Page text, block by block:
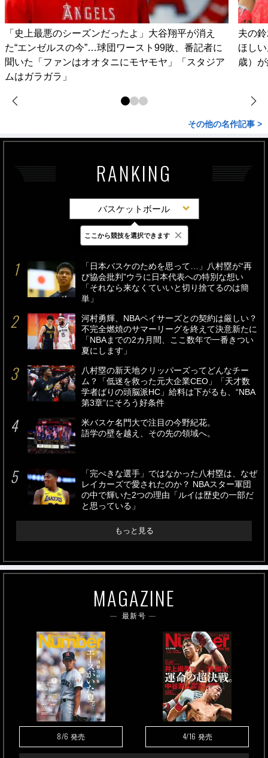
「史上最悪のシーズンだったよ」大谷翔平が消え
た“エンゼルスの今”…球団ワースト99敗、番記者に
聞いた「ファンはオオタニにモヤモヤ」「スタジア
ムはガラガラ」
夫の
ほし
歳）
その他の名作記事 >
RANKING
バスケットボール
最新 24時間 週間
「日本バスケのためを思って…」八村塁が“再
び協会批判”ウラに日本代表への特別な想い
「それなら来なくていいと切り捨てるのは簡
単」
河村勇輝、NBAペイサーズとの契約は厳しい？
不完全燃焼のサマーリーグを終えて決意新たに
「NBAまでの2カ月間、ここ数年で一番きつい
夏にします」
八村塁の新天地クリッパーズってどんなチー
ム？「低迷を救った元大企業CEO」「天才数
学者ばりの頭脳派HC」給料は下がるも、“NBA
第3章”にそろう好条件
米バスケ名門大で注目の今野紀花。
語学の壁を越え、その先の領域へ。
「完ぺきな選手」ではなかった八村塁は、なぜ
レイカーズで愛されたのか？ NBAスター軍団
の中で輝いた2つの理由「ルイは歴史の一部だ
と思っている」
もっと見る
MAGAZINE
最新号
8/6 発売 4/16 発売
ここから競技を選択できます ×